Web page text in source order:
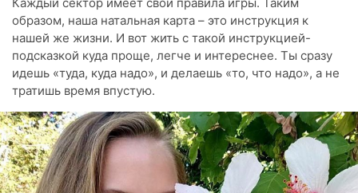
образом, наша натальная карта – это инструкция к
нашей же жизни. И вот жить с такой инструкцией-
подсказкой куда проще, легче и интереснее. Ты сразу
идешь «туда, куда надо», и делаешь «то, что надо», а не
тратишь время впустую.